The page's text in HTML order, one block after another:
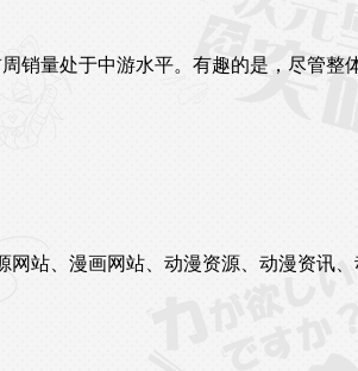
销量处于中游水平。有趣的是，尽管整
站、漫画网站、动漫资源、动漫资讯